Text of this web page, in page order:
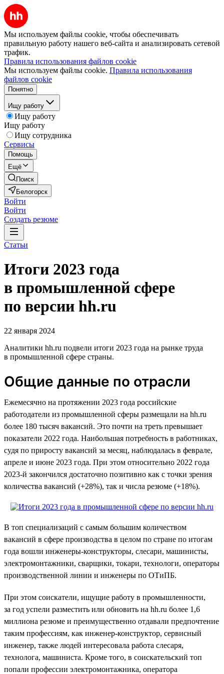
Мы используем файлы cookie, чтобы обеспечивать
правильную работу нашего веб-сайта и анализировать сетевой
трафик.
Правила использования файлов cookie
Мы используем файлы cookie. Правила использования
файлов cookie
Понятно
Ищу работу
Ищу работу
Ищу работу
Ищу сотрудника
Сервисы
Помощь
Ещё
Поиск
Белогорск
Войти
Войти
Создать резюме
Статьи
Итоги 2023 года
в промышленной сфере
по версии hh.ru
22 января 2024
Аналитики hh.ru подвели итоги 2023 года на рынке труда
в промышленной сфере страны.
Общие данные по отрасли
Ежемесячно на протяжении 2023 года российские
работодатели из промышленной сферы размещали на hh.ru
более 180 тысяч вакансий. Это почти на треть превышает
показатели 2022 года. Наибольшая потребность в работниках,
судя по приросту вакансий за месяц, наблюдалась в феврале,
апреле и июне 2023 года. При этом относительно 2022 года
2023-й закончился достаточно позитивно как с точки зрения
количества вакансий (+28%), так и числа резюме (+18%).
В топ специализаций с самым большим количеством
вакансий в сфере производства в целом по стране по итогам
года вошли инженеры-конструкторы, слесари, машинисты,
электромонтажники, сварщики, токари, технологи, операторы
производственной линии и инженеры по ОТиПБ.
При этом соискатели, ищущие работу в промышленности,
за год успели разместить или обновить на hh.ru более 1,6
миллиона резюме и преимущественно отдавали предпочтение
таким профессиям, как инженер-конструктор, сервисный
инженер, также людей интересовала работа слесаря,
технолога, машиниста. Кроме того, в соискательский топ
попали профессии электромонтажника, оператора